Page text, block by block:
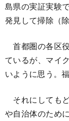
島県の実証実験
発見して掃除（
首都圏の各区
ているが、マイ
いように思う。
それにしても
や自治体のため